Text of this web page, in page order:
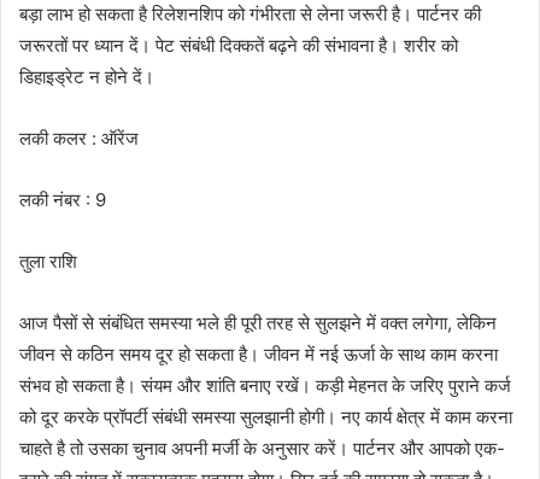
बड़ा लाभ हो सकता है रिलेशनशिप को गंभीरता से लेना जरूरी है। पार्टनर की
जरूरतों पर ध्यान दें। पेट संबंधी दिक्कतें बढ़ने की संभावना है। शरीर को
डिहाइड्रेट न होने दें।
लकी कलर : ऑरेंज
लकी नंबर : 9
तुला राशि
आज पैसों से संबंधित समस्या भले ही पूरी तरह से सुलझने में वक्त लगेगा, लेकिन
जीवन से कठिन समय दूर हो सकता है। जीवन में नई ऊर्जा के साथ काम करना
संभव हो सकता है। संयम और शांति बनाए रखें। कड़ी मेहनत के जरिए पुराने कर्ज
को दूर करके प्रॉपर्टी संबंधी समस्या सुलझानी होगी। नए कार्य क्षेत्र में काम करना
चाहते है तो उसका चुनाव अपनी मर्जी के अनुसार करें। पार्टनर और आपको एक-